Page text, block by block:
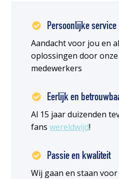
Persoonlijke service
Aandacht voor jou en
oplossingen door
medewerkers
Eerlijk en
Al 15 jaar duizenden
fanswereldwijd!
Passie en kwaliteit
Wij gaan en staan